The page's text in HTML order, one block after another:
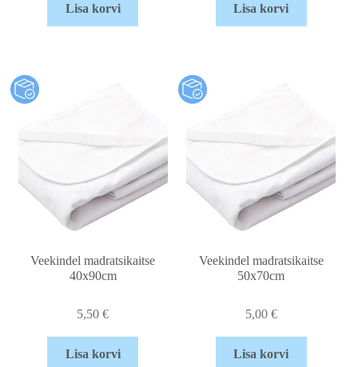
Lisa korvi Lisa korvi
Veekindel madratsikaitse
40x90cm
5,50€
Lisa korvi
Veekindel madratsikaitse
50x70cm
5,00 €
Lisa korvi